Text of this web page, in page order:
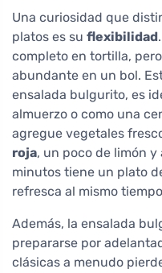
Una curiosidad que
platos es su flexibilidad
completo en tortilla,
abundante en un bol.
ensalada bulgurito, es
almuerzo o como una
agregue vegetales
roja, un poco de limón
minutos tiene un plato
refresca al mismo
Además, la ensalada
prepararse por
clásicas a menudo